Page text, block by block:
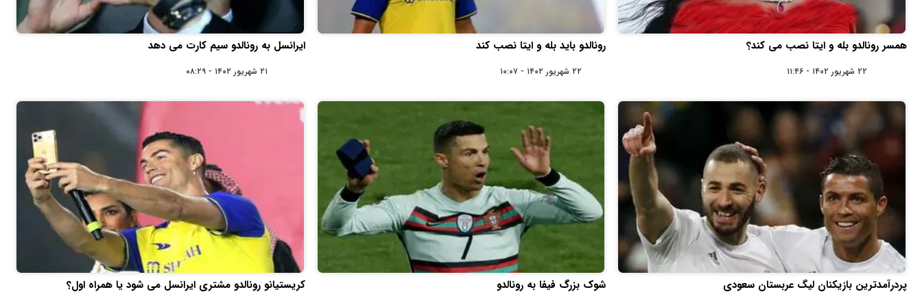
همسر رونالدو بله و ایتا نصب می کند؟
۲۲ شهریور ۱۴۰۲ - ۱۱:۴۶
رونالدو باید بله و ایتا نصب کند
۲۲ شهریور ۱۴۰۲ - ۱۰:۰۷
ایرانسل به رونالدو سیم‌ کارت می‌ دهد
۲۱ شهریور ۱۴۰۲ - ۰۸:۲۹
پردرآمدترین بازیکنان لیگ عربستان سعودی شوک بزرگ فیفا به رونالدو کریستیانو رونالدو مشتری ایرانسل می شود یا همراه اول؟